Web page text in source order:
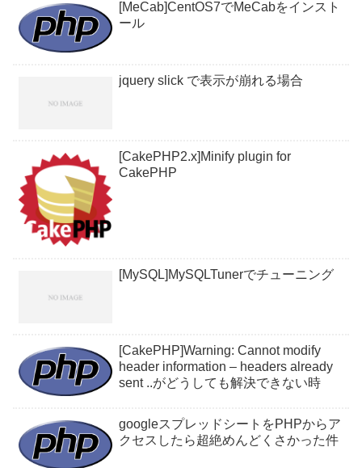
[MeCab]CentOS7でMeCabをインスト
ール
jquery slick で表示が崩れる場合
[CakePHP2.x]Minify plugin for
CakePHP
[MySQL]MySQLTunerでチューニング
[CakePHP]Warning: Cannot modify
header information – headers already
sent ..がどうしても解決できない時
googleスプレッドシートをPHPからア
クセスしたら超絶めんどくさかった件